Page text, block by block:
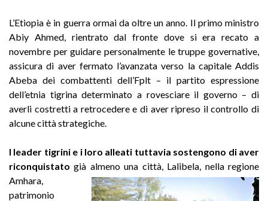
L’Etiopia è in guerra ormai da oltre un anno. Il primo ministro
Abiy Ahmed, rientrato dal fronte dove si era recato a
novembre per guidare personalmente le truppe governative,
assicura di aver fermato l’avanzata verso la capitale Addis
Abeba dei combattenti dell’Fplt – il partito espressione
dell’etnia tigrina determinato a rovesciare il governo – di
averli costretti a retrocedere e di aver ripreso il controllo di
alcune città strategiche.
I leader tigrini e i loro alleati tuttavia sostengono di aver
riconquistato già almeno una città, Lalibela, nella regione
Amhara,
patrimonio